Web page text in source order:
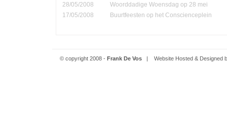
28/05/2008
Woorddadige Woensdag op 28 mei
17/05/2008
Buurtfeesten op het Conscienceplein
© copyright 2008 - Frank De Vos| Website Hosted & Designed